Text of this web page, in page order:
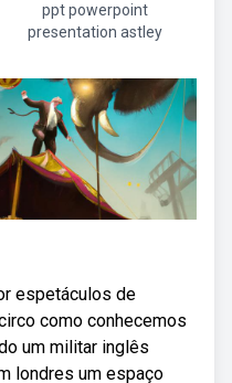
ppt powerpoint
presentation astley
espetáculos de
como conhecemos
um militar inglês
londres um espaço